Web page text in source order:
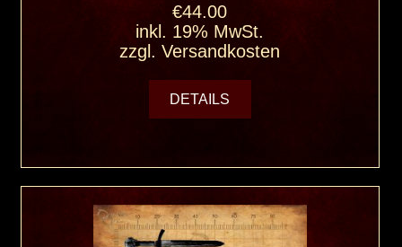
€44.00
inkl. 19% MwSt.
zzgl.Versandkosten
DETAILS